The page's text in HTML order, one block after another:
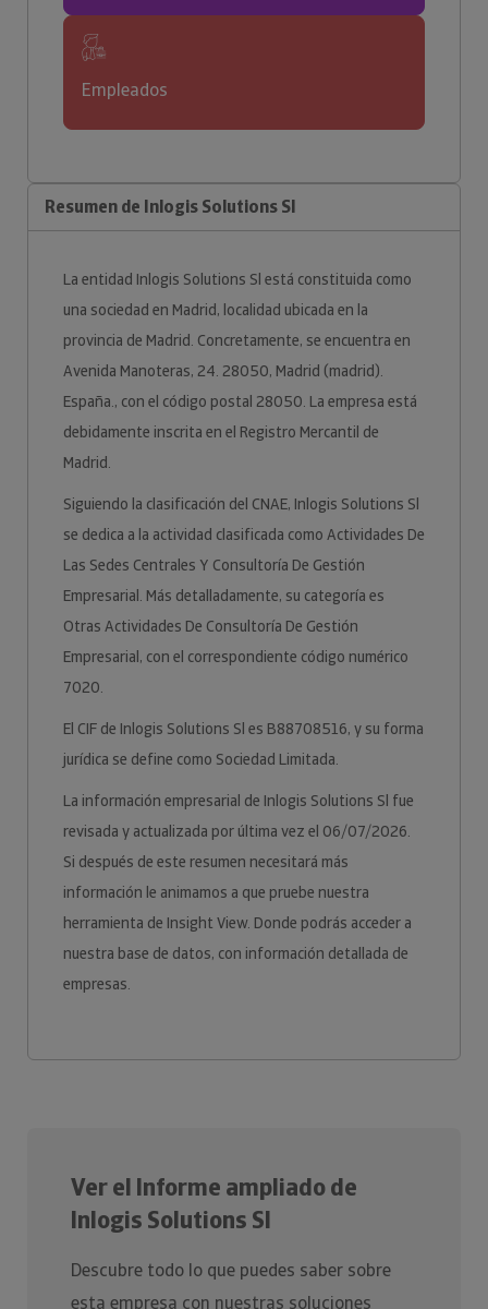
Empleados
Resumen de Inlogis Solutions Sl
La entidad Inlogis Solutions Sl está constituida como
una sociedad en Madrid, localidad ubicada en la
provincia de Madrid. Concretamente, se encuentra en
Avenida Manoteras, 24. 28050, Madrid (madrid).
España., con el código postal 28050. La empresa está
debidamente inscrita en el Registro Mercantil de
Madrid.
Siguiendo la clasificación del CNAE, Inlogis Solutions Sl
se dedica a la actividad clasificada como Actividades De
Las Sedes Centrales Y Consultoría De Gestión
Empresarial. Más detalladamente, su categoría es
Otras Actividades De Consultoría De Gestión
Empresarial, con el correspondiente código numérico
7020.
El CIF de Inlogis Solutions Sl es B88708516, y su forma
jurídica se define como Sociedad Limitada.
La información empresarial de Inlogis Solutions Sl fue
revisada y actualizada por última vez el 06/07/2026.
Si después de este resumen necesitará más
información le animamos a que pruebe nuestra
herramienta de Insight View. Donde podrás acceder a
nuestra base de datos, con información detallada de
empresas.
Ver el Informe ampliado de
Inlogis Solutions Sl
Descubre todo lo que puedes saber sobre
esta empresa con nuestras soluciones